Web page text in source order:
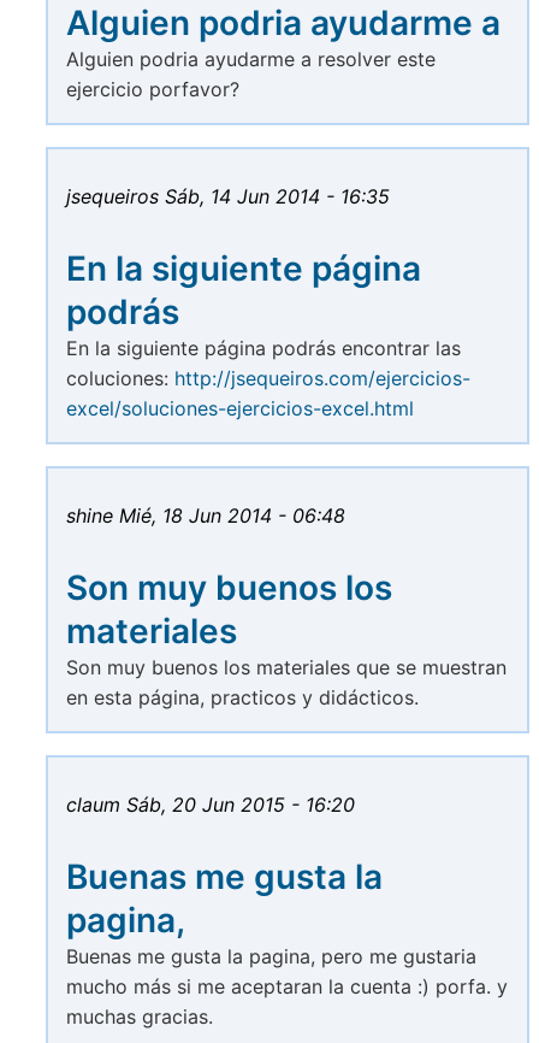
Alguien podria ayudarme a
Alguien podria ayudarme a resolver este
ejercicio porfavor?
jsequeiros Sáb, 14 Jun 2014 - 16:35
En la siguiente página
podrás
En la siguiente página podrás encontrar las
coluciones: http://jsequeiros.com/ejercicios-
excel/soluciones-ejercicios-excel.html
shine Mié, 18 Jun 2014 - 06:48
Son muy buenos los
materiales
Son muy buenos los materiales que se muestran
en esta página, practicos y didácticos.
claum Sáb, 20 Jun 2015 - 16:20
Buenas me gusta la
pagina,
Buenas me gusta la pagina, pero me gustaria
mucho más si me aceptaran la cuenta :) porfa. y
muchas gracias.